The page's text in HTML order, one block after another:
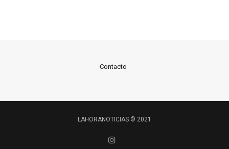
Contacto
LAHORANOTICIAS © 2021